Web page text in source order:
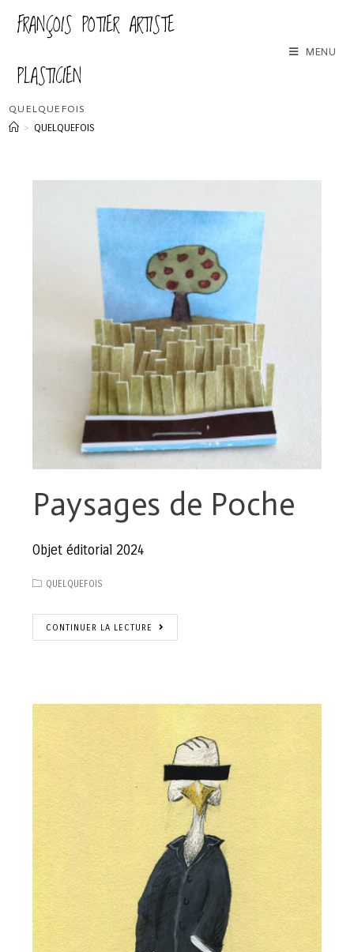
FRANÇOIS POTIER ARTISTE
PLASTICIEN
MENU
QUELQUEFOIS
> QUELQUEFOIS
Paysages de Poche
Objet éditorial 2024
QUELQUEFOIS
CONTINUER LA LECTURE